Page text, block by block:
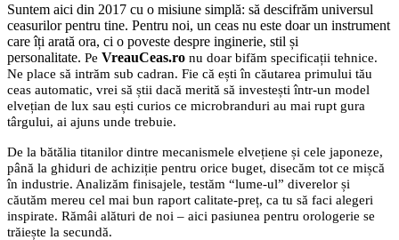
Suntem aici din 2017 cu o misiune simplă: să descifrăm universul
ceasurilor pentru tine. Pentru noi, un ceas nu este doar un instrument
care îți arată ora, ci o poveste despre inginerie, stil și
personalitate. Pe VreauCeas.ro nu doar bifăm specificații tehnice.
Ne place să intrăm sub cadran. Fie că ești în căutarea primului tău
ceas automatic, vrei să știi dacă merită să investești într-un model
elvețian de lux sau ești curios ce microbranduri au mai rupt gura
târgului, ai ajuns unde trebuie.
De la bătălia titanilor dintre mecanismele elvețiene și cele japoneze,
până la ghiduri de achiziție pentru orice buget, disecăm tot ce mișcă
în industrie. Analizăm finisajele, testăm “lume-ul” diverelor și
căutăm mereu cel mai bun raport calitate-preț, ca tu să faci alegeri
inspirate. Rămâi alături de noi – aici pasiunea pentru orologerie se
trăiește la secundă.